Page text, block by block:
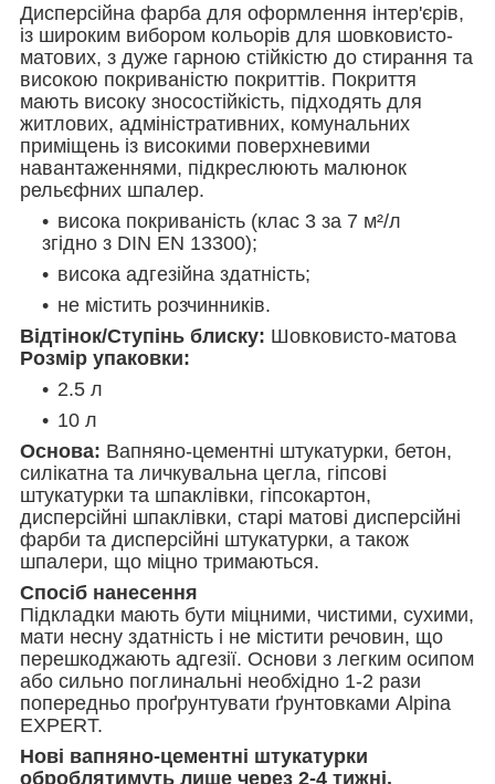
Дисперсійна фарба для оформлення інтер'єрів,
із широким вибором кольорів для шовковисто-
матових, з дуже гарною стійкістю до стирання та
високою покриваністю покриттів. Покриття
мають високу зносостійкість, підходять для
житлових, адміністративних, комунальних
приміщень із високими поверхневими
навантаженнями, підкреслюють малюнок
рельєфних шпалер.
висока покриваність (клас 3 за 7 м²/л
згідно з DIN EN 13300);
висока адгезійна здатність;
не містить розчинників.
Відтінок/Ступінь блиску: Шовковисто-матова
Розмір упаковки:
2.5 л
10 л
Основа: Вапняно-цементні штукатурки, бетон,
силікатна та личкувальна цегла, гіпсові
штукатурки та шпаклівки, гіпсокартон,
дисперсійні шпаклівки, старі матові дисперсійні
фарби та дисперсійні штукатурки, а також
шпалери, що міцно тримаються.
Спосіб нанесення
Підкладки мають бути міцними, чистими, сухими,
мати несну здатність і не містити речовин, що
перешкоджають адгезії. Основи з легким осипом
або сильно поглинальні необхідно 1-2 рази
попередньо проґрунтувати ґрунтовками Alpina
EXPERT.
Нові вапняно-цементні штукатурки
оброблятимуть лише через 2-4 тижні.